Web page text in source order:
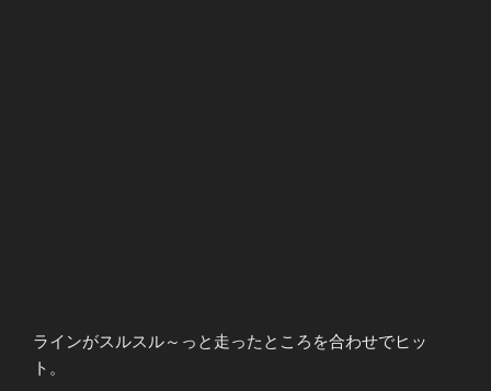
ラインがスルスル～っと走ったところを合わせでヒッ
ト。